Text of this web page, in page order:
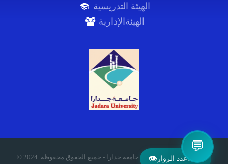
الهيئة التدريسية
الهيئةالإدارية
© 2024 .جامعة جدارا - جميع الحقوق محفوظة 👁 عدد الزوار:558
💬